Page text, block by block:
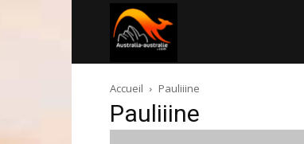
australie.com
Accueil Pauliiine
Pauliiine